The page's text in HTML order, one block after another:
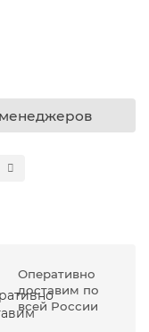
Оперативно
доставим по
всей России